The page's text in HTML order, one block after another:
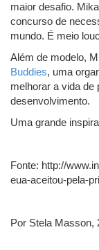
maior desafio.
concurso de
mundo. É meio
Além de modelo,
Buddies, uma
melhorar a vida de
desenvolvimento.
Uma grande
Fonte: http://
eua-aceitou-pela-
Por Stela Masson,